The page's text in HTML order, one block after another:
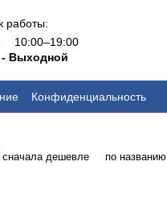
работы:
10:00–19:00
Выходной
Конфиденциальность
сначала дешевле по названию